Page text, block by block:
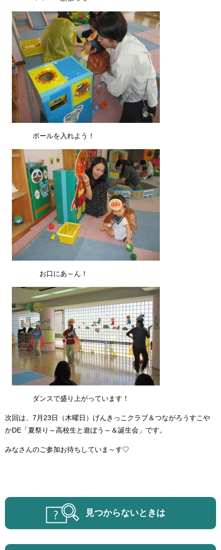
ボールを入れよう！
お口にあ～ん！
ダンスで盛り上がっています！
次回は、7月23日（木曜日）げんきっこクラブ＆つながろうすこや
かDE「夏祭り～高校生と遊ぼう～＆誕生会」です。
みなさんのご参加お待ちしていま～す♡
見つからないときは